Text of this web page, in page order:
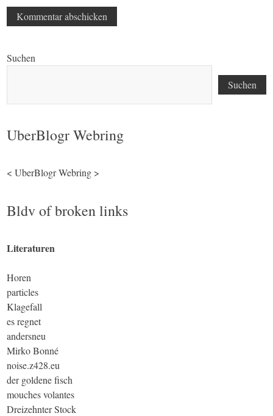
Suchen
Suchen
UberBlogr Webring
< UberBlogr Webring >
Bldv of broken links
Literaturen
Horen
particles
Klagefall
es regnet
andersneu
Mirko Bonné
noise.z428.eu
der goldene fisch
mouches volantes
Dreizehnter Stock